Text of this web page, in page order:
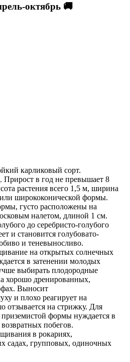
октябрь 🚚
карликовый сорт.
в год не превышает 8
растения всего 1,5 м, ширина
ширококонической формы.
густо расположены на
налетом, длиной 1 см.
до серебристо-голубого
и становится голубовато-
и теневыносливо.
на открытых солнечных
в затенении молодых
выбирать плодородные
хорошо дренированных,
Выносит
и плохо реагирует на
отзывается на стрижку. Для
формы нуждается в
побегов.
в рокариях,
садах, групповых, одиночных